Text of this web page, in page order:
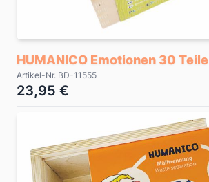
HUMANICO Emotionen 30 Teile
Artikel-Nr. BD-11555
23,95 €